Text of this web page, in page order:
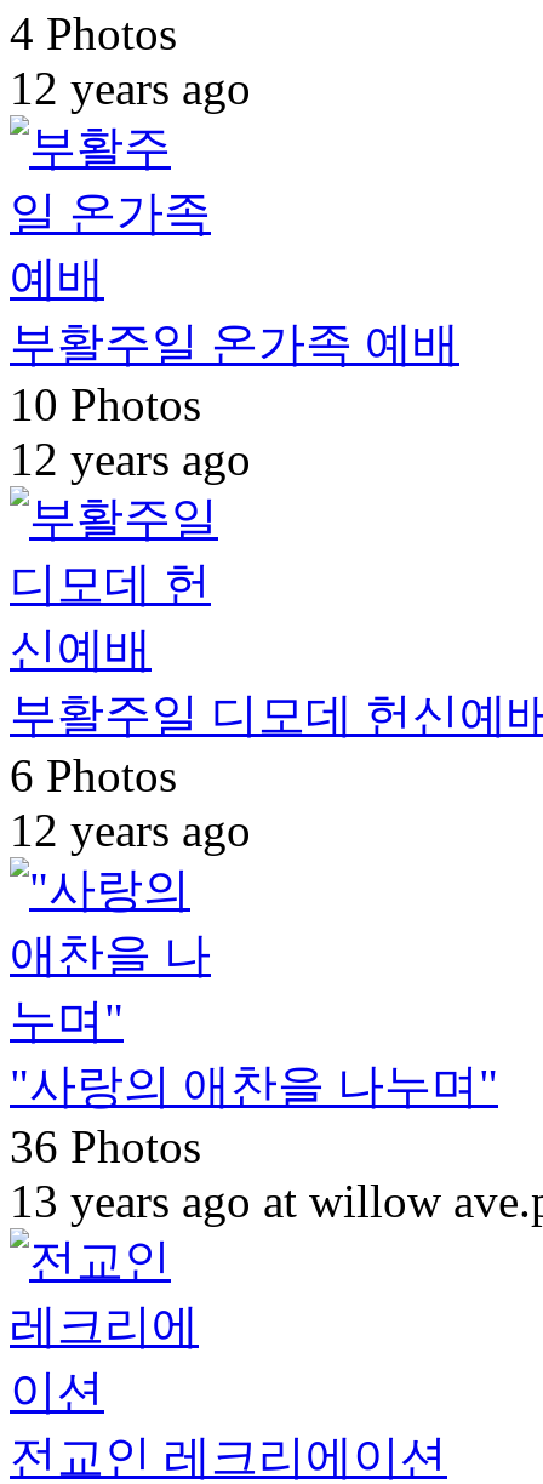
4 Photos
12 years ago
부활주일 온가족 예배
10 Photos
12 years ago
부활주일 디모데 헌신예
6 Photos
12 years ago
"사랑의 애찬을 나누며"
36 Photos
13 years ago at willow
전교인 레크리에이션